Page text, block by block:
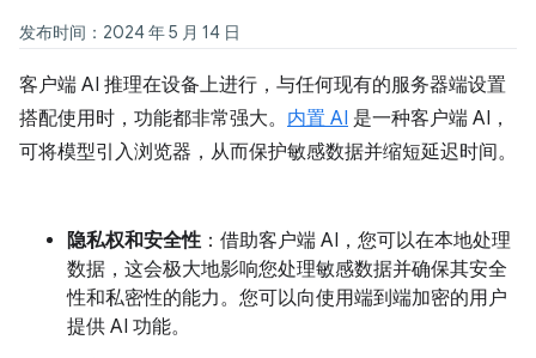
发布时间：2024 年 5 月 14 日
客户端 AI 推理在设备上进行，与任何现有的服务器端设置
搭配使用时，功能都非常强大。 内置 AI 是一种客户端 AI，
可将模型引入浏览器，从而保护敏感数据并缩短延迟时间。
隐私权和安全性：借助客户端 AI，您可以在本地处理
数据，这会极大地影响您处理敏感数据并确保其安全
性和私密性的能力。您可以向使用端到端加密的用户
提供 AI 功能。